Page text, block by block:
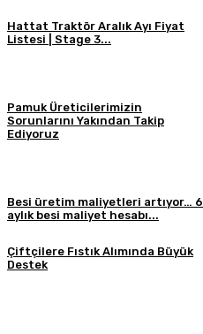
Hattat Traktör Aralık Ayı Fiyat
Listesi | Stage 3...
Pamuk Üreticilerimizin
Sorunlarını Yakından Takip
Ediyoruz
Besi üretim maliyetleri artıyor… 6
aylık besi maliyet hesabı...
Çiftçilere Fıstık Alımında Büyük
Destek